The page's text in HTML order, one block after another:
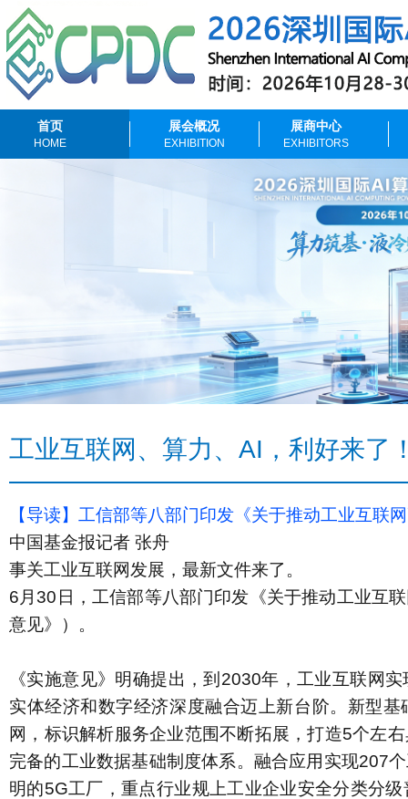
首页
HOME
展会概况
EXHIBITION
展商中心
EXHIBITORS
工业互联网、算力、AI，利好来了
【导读】工信部等八部门印发《关于推动工业互联
中国基金报记者 张舟
事关工业互联网发展，最新文件来了。
6月30日，工信部等八部门印发《关于推动工业互
意见》）。
《实施意见》明确提出，到2030年，工业互联网
实体经济和数字经济深度融合迈上新台阶。 新型基
网，标识解析服务企业范围不断拓展，打造5个左
完备的工业数据基础制度体系。融合应用实现207
明的5G工厂，重点行业规上工业企业安全分类分